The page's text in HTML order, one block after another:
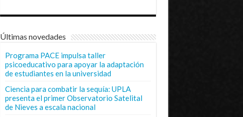
Últimas novedades
Programa PACE impulsa taller
psicoeducativo para apoyar la adaptación
de estudiantes en la universidad
Ciencia para combatir la sequía: UPLA
presenta el primer Observatorio Satelital
de Nieves a escala nacional